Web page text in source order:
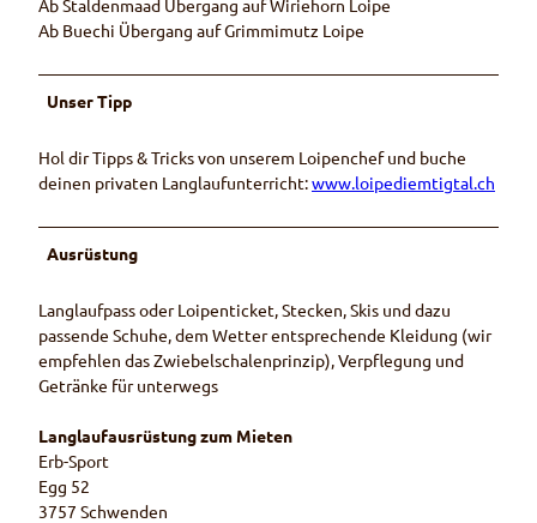
Ab Buechi Übergang auf Grimmimutz Loipe
Unser Tipp
Hol dir Tipps & Tricks von unserem Loipenchef und buche
deinen privaten Langlaufunterricht:www.loipediemtigtal.ch
Ausrüstung
Langlaufpass oder Loipenticket, Stecken, Skis und dazu
passende Schuhe, dem Wetter entsprechende Kleidung (wir
empfehlen das Zwiebelschalenprinzip), Verpflegung und
Getränke für unterwegs
Langlaufausrüstung zum Mieten
Erb-Sport
Egg 52
3757 Schwenden